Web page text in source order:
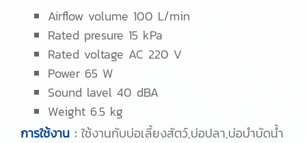
Airflow volume 100 L/min
Rated presure 15 kPa
Rated voltage AC 220 V
Power 65 W
Sound lavel 40 dBA
Weight 6.5 kg
การใช้งาน : ใช้งานกับบ่อเลี้ยงสัตว์,บ่อปลา,บ่อบำบัดน้ำ